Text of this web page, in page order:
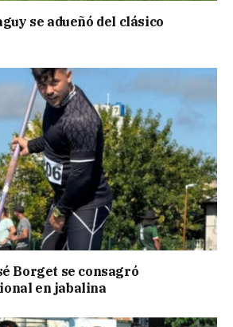
se adueñó del clásico
Borget se consagró
en jabalina